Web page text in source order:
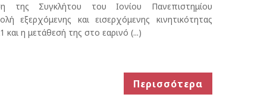
Συγκλήτου του Ιονίου Πανεπιστημίου
εξερχόμενης και εισερχόμενης κινητικότητας
η μετάθεσή της στο εαρινό (...)
Περισσότερα